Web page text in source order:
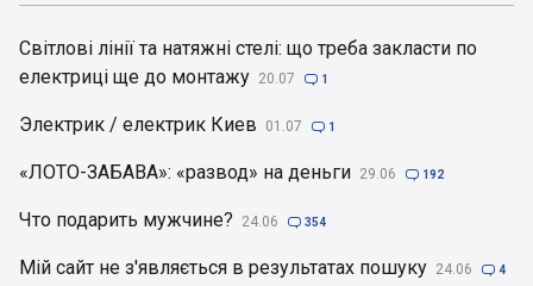
Світлові лінії та натяжні стелі: що треба закласти по
електриці ще до монтажу 20.07  1
Электрик / електрик Киев 01.07  1
«ЛОТО-ЗАБАВА»: «развод» на деньги 29.06  192
Что подарить мужчине? 24.06  354
Мій сайт не з'являється в результатах пошуку 24.06  4